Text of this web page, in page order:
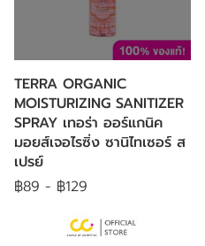
TERRA ORGANIC
MOISTURIZING SANITIZER
SPRAY เทอร่า ออร์แกนิค
มอยส์เจอไรซิ่ง ซานิไทเซอร์ ส
เปรย์
฿89 - ฿129